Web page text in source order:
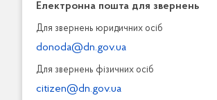
Електронна пошта для звернень
Для звернень юридичних осiб
donoda@dn.gov.ua
Для звернень фізичних осiб
citizen@dn.gov.ua